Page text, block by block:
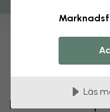
Förändra din tapet
Läs